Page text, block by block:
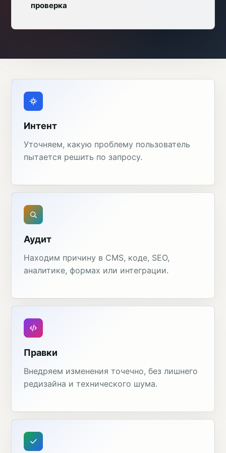
проверка
Интент
Уточняем, какую проблему пользователь
пытается решить по запросу.
Аудит
Находим причину в CMS, коде, SEO,
аналитике, формах или интеграции.
Правки
Внедряем изменения точечно, без лишнего
редизайна и технического шума.